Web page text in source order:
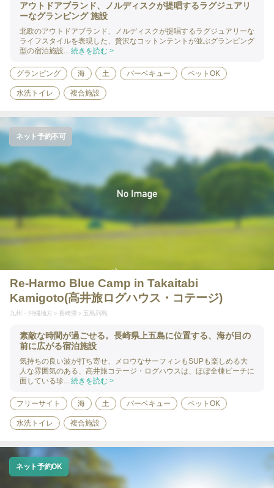
アウトドアブランド、ノルディスクが提唱するラグジュアリ
ーなグランピング 施設
北欧のアウトドアブランド、ノルディスクが提唱するラグジュアリーな
ライフスタイルを表現した、贅沢なコットンテントが並ぶグランピング
型の宿泊施設... 続きを読む >
グランピング 海 土 バーベキュー ペットOK
水洗トイレ 複合施設
ネット予約不可
Re-Harmo Blue Camp in Takaitabi
Kamigoto(高井旅ログハウス・コテージ)
九州・沖縄地方 長崎県 五島列島
素敵な時間が過ごせる。長崎県上五島に位置する、海が目の
前に広がる宿泊施設
気持ちの良い波が打ち寄せ、メロウなサーフィンもSUPも楽しめる大
人な雰囲気のある、高井旅コテージ・ログハウスは、ほぼ全棟ビーチに
面している珍... 続きを読む >
フリーサイト 海 土 バーベキュー ペットOK
水洗トイレ 複合施設
ネット予約OK